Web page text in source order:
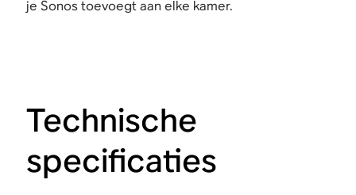
je Sonos toevoegt aan elke kamer.
Technische
specificaties